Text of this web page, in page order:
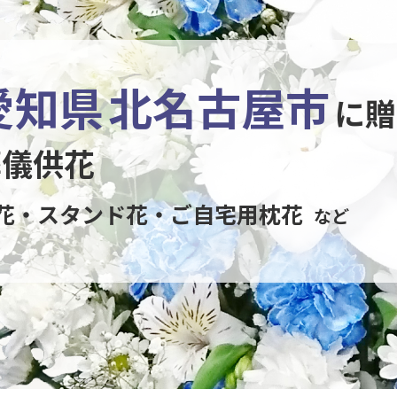
知県北名古屋市に
供花
・スタンド花・ご自宅用枕花 など